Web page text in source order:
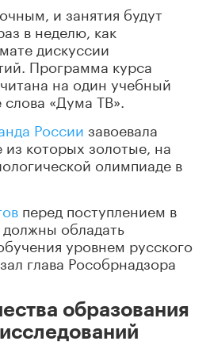
и занятия будут
в неделю, как
дискуссии
Программа курса
на один учебный
«Дума ТВ».
России завоевала
которых золотые, на
олимпиаде в
перед поступлением в
обладать
уровнем русского
глава Рособрнадзора
образования